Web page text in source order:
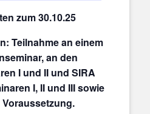
zum 30.10.25
Teilnahme an einem
an den
I und II und SIRA
I, II und III sowie